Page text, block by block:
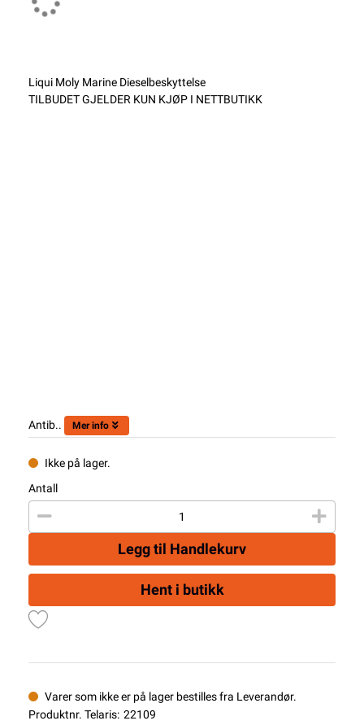
Liqui Moly Marine Dieselbeskyttelse
TILBUDET GJELDER KUN KJØP I NETTBUTIKK
Antib.. Mer info
Ikke på lager.
Antall
Legg til Handlekurv
Hent i butikk
Varer som ikke er på lager bestilles fra Leverandør.
Produktnr. Telaris: 22109